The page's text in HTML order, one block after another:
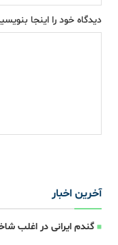
دیدگاه خود را اینجا
آخرین اخبار
گندم ایرانی در اغلب